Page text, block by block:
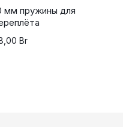
мм пружины для
Br